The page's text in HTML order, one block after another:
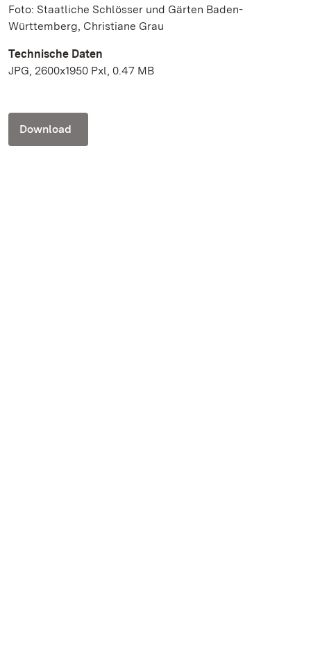
Foto: Staatliche Schlösser und Gärten Baden-
Württemberg, Christiane Grau
Technische Daten
JPG, 2600x1950 Pxl, 0.47 MB
Download